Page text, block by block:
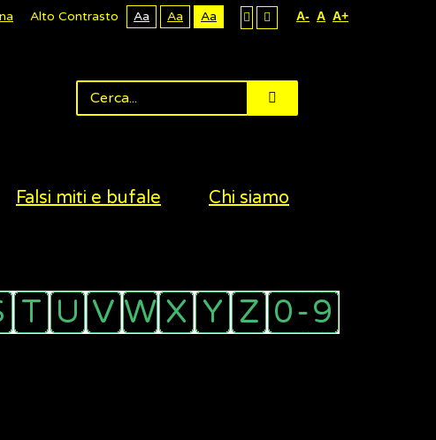
Alto Contrasto Aa Aa Aa A- A A+
Falsi miti e bufale Chi siamo